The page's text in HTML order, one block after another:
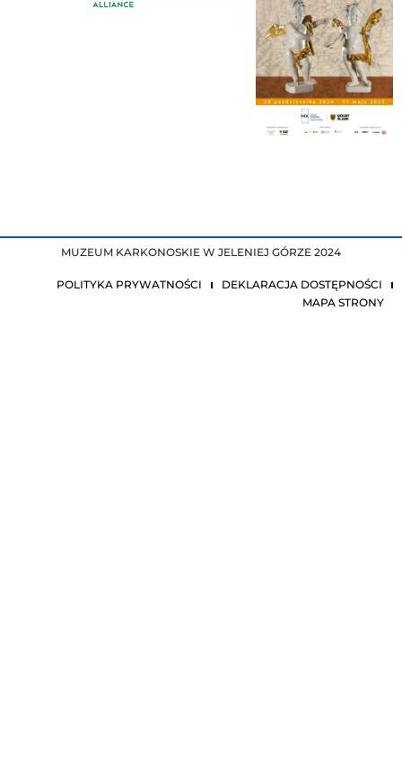
MUZEUM KARKONOSKIE W JELENIEJ GÓRZE 2024
POLITYKA PRYWATNOŚCI
DEKLARACJA DOSTĘPNOŚCI
MAPA STRONY